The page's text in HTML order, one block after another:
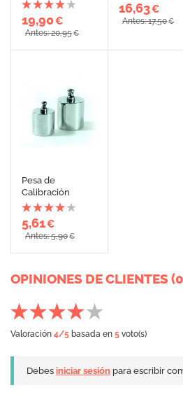
19,90€
Antes: 20,95€
16,63€
Antes: 17,50€
Pesa de
Calibración
5,61€
Antes: 5,90€
OPINIONES DE CLIENTES
Valoración 4/5 basada en 5 voto(s)
Debes iniciar sesión para escribir